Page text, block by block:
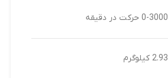
0-3000 حرکت در دقیقه
2.93 کیلوگرم